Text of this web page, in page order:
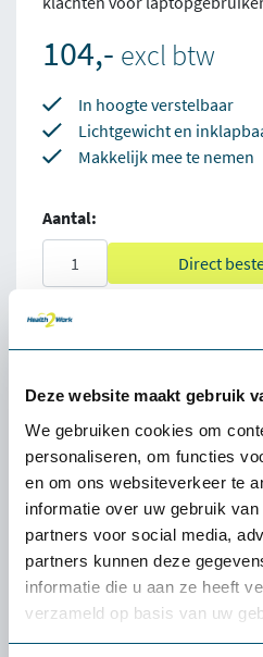
Deze website maakt gebruik
We gebruiken cookies om
personaliseren, om functies
en om ons websiteverkeer te
informatie over uw gebruik
partners voor social media,
partners kunnen deze
informatie die u aan ze heeft
verzameld op basis van uw
104,- excl btw
In hoogte verstelbaar
Lichtgewicht en
Makkelijk mee te nemen
Aantal:
Direct
100%
Snelle
4.5
Omschrijving @home
(€89,84 incl. BTW)
Waar andere laptophouders